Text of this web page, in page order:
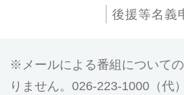
後援等名義
メールによる番組について
りません。026-223-1000（代